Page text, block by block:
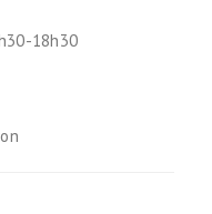
18h30